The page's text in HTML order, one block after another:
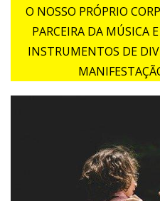
O NOSSO PRÓPRIO
PARCEIRA DA MÚSICA
INSTRUMENTOS DE